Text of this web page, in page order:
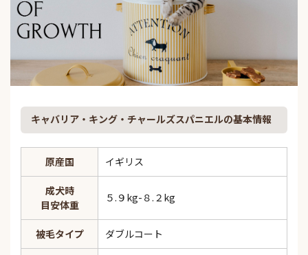
キャバリア・キング・チャールズスパニエルの基本情報
原産国 イギリス
成犬時
目安体重
５.９kg-８.２kg
被毛タイプ ダブルコート